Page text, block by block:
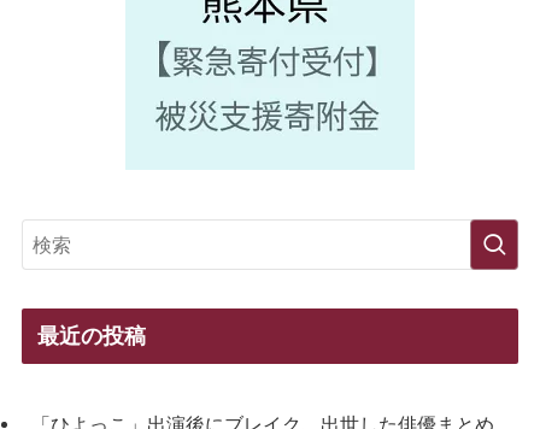
最近の投稿
「ひよっこ」出演後にブレイク、出世した俳優まとめ